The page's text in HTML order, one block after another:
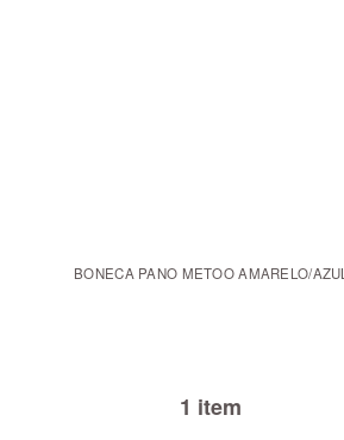
BONECA PANO METOO AMARELO/AZUL
1 item